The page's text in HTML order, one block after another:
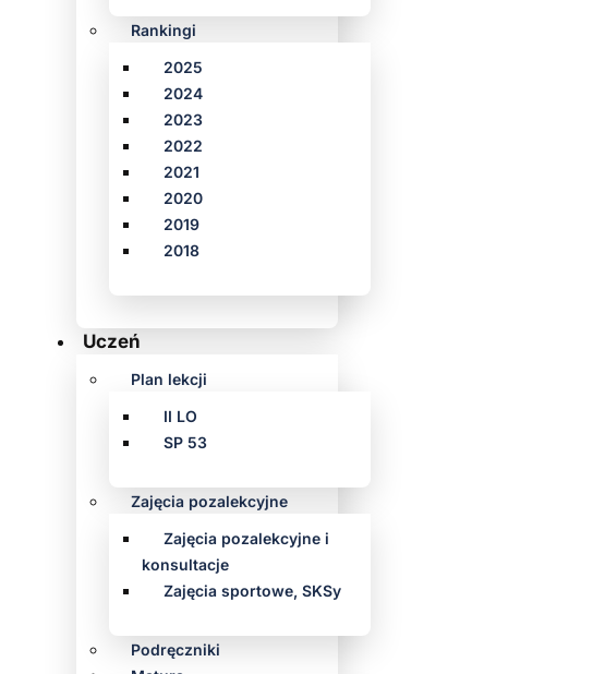
Rankingi
2025
2024
2023
2022
2021
2020
2019
2018
Uczeń
Plan lekcji
II LO
SP 53
Zajęcia pozalekcyjne
Zajęcia pozalekcyjne i
konsultacje
Zajęcia sportowe, SKSy
Podręczniki